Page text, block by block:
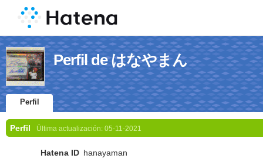
Perfil de はなやまん
Perfil
Perfil Última actualización: 05-11-2021
Hatena ID hanayaman